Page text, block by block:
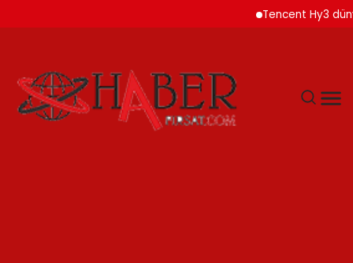
Tencent Hy3 dünya